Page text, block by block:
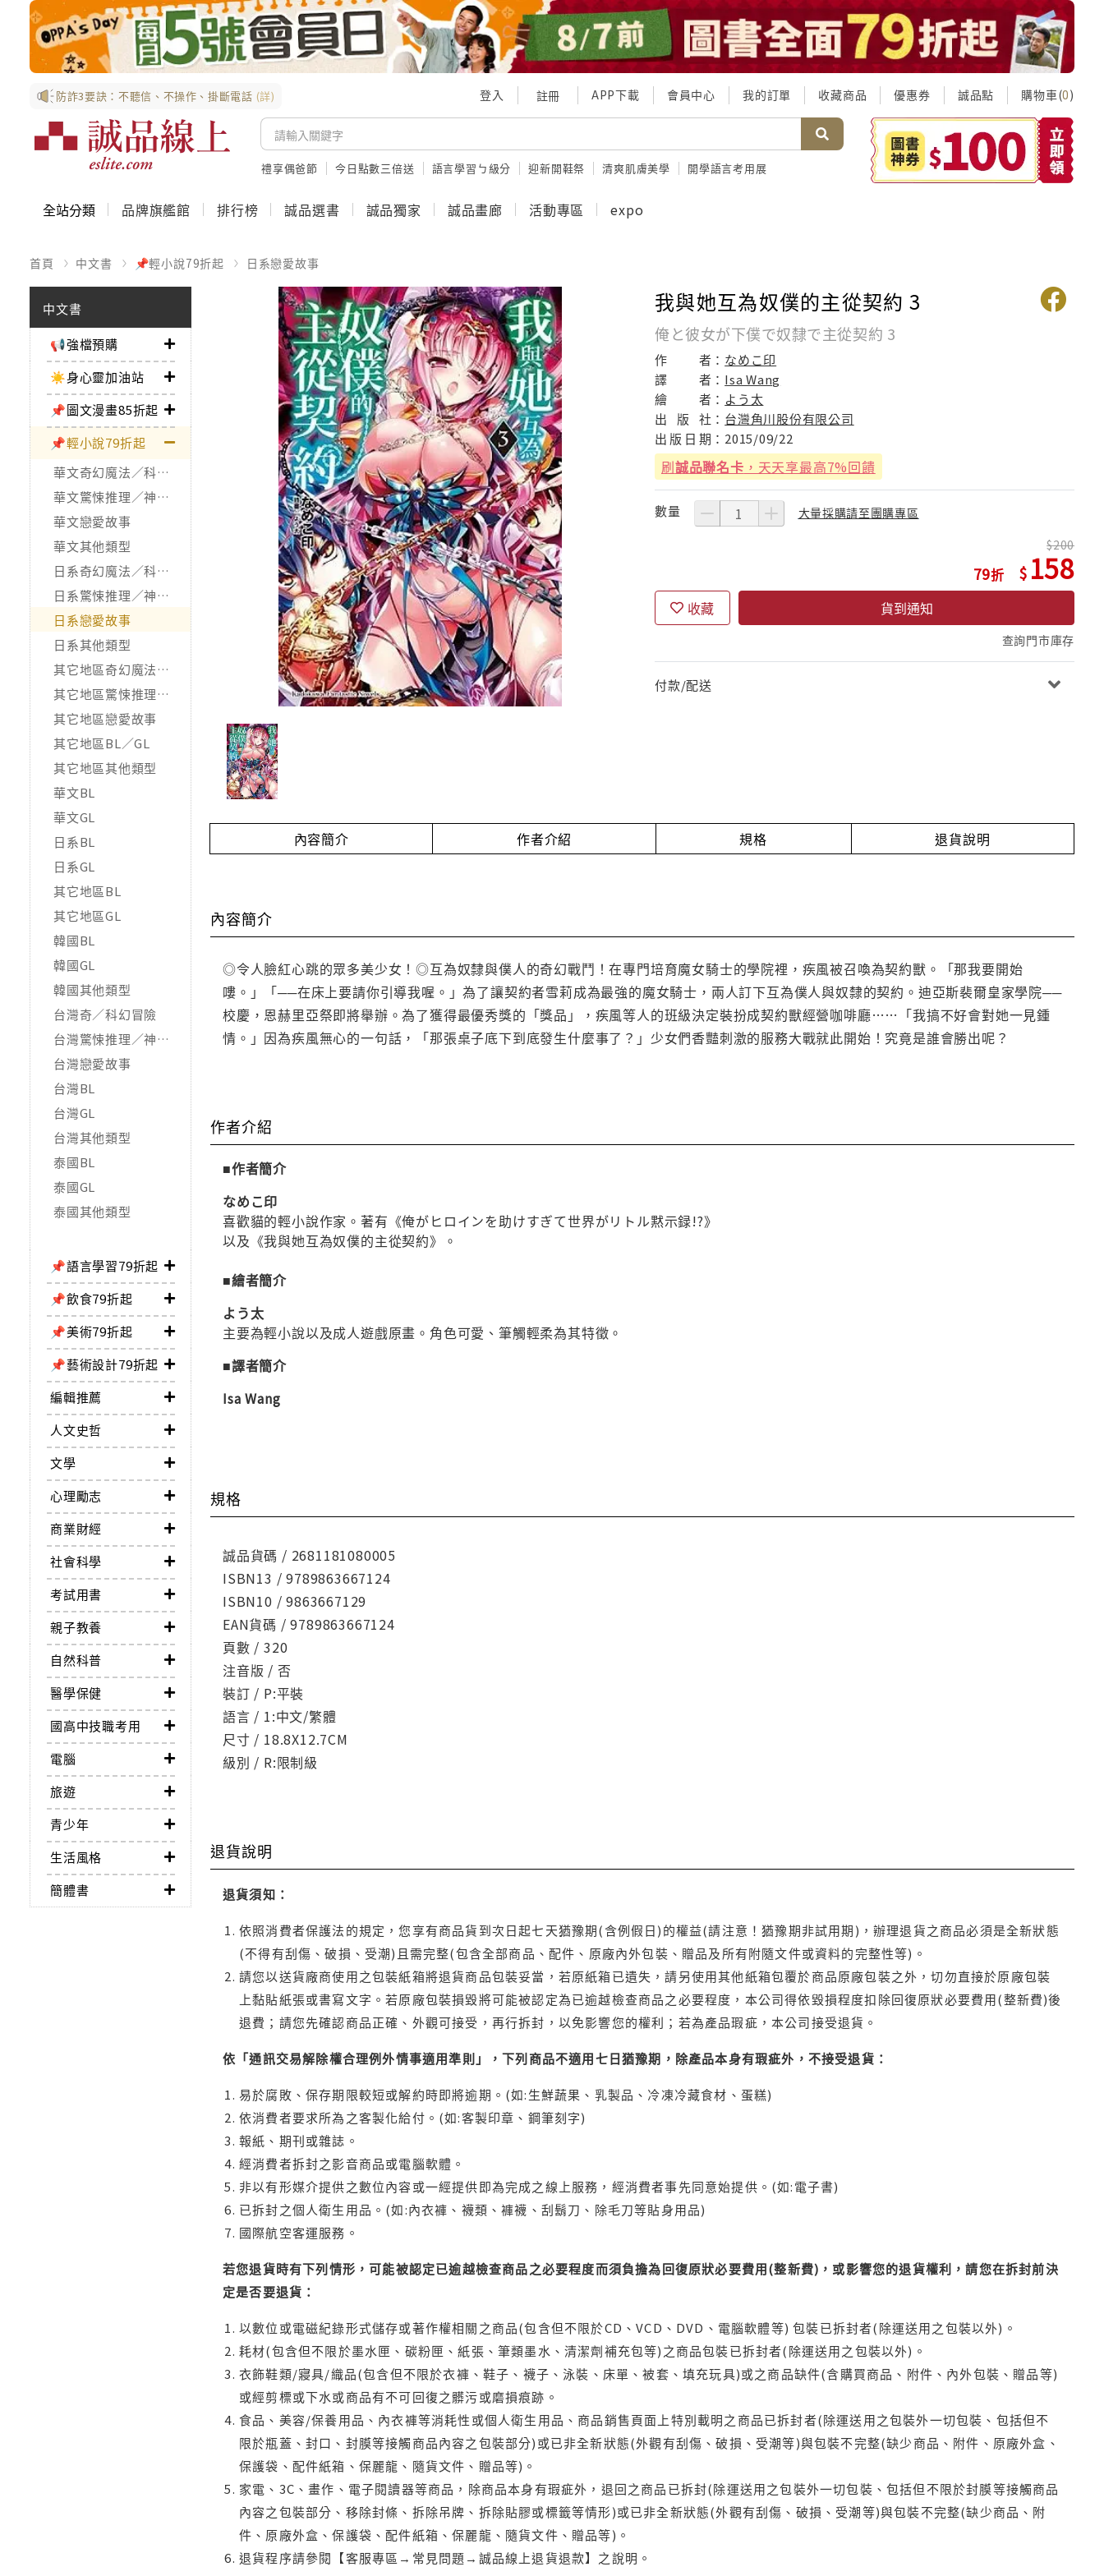
防詐3要訣：不聽信、不操作、掛斷電話 (詳) 登入 註冊 APP下載 會員中心 我的訂單 收藏商品 優惠券 誠品點 購物車(0)
禮享偶爸節 今日點數三倍送 語言學習ㄅ級分 迎新開鞋祭 清爽肌膚美學 開學語言考用展
全站分類 品牌旗艦館 排行榜 誠品選書 誠品獨家 誠品畫廊 活動專區 expo
首頁 中文書 📌輕小說79折起 日系戀愛故事
中文書
📢強檔預購
☀️身心靈加油站
📌圖文漫畫85折起
📌輕小說79折起
華文奇幻魔法／科幻冒險
華文驚悚推理／神怪靈異
華文戀愛故事
華文其他類型
日系奇幻魔法／科幻冒險
日系驚悚推理／神怪靈異
日系戀愛故事
日系其他類型
其它地區奇幻魔法／科幻冒險
其它地區驚悚推理／神怪靈異
其它地區戀愛故事
其它地區BL／GL
其它地區其他類型
華文BL
華文GL
日系BL
日系GL
其它地區BL
其它地區GL
韓國BL
韓國GL
韓國其他類型
台灣奇／科幻冒險
台灣驚悚推理／神怪靈異
台灣戀愛故事
台灣BL
台灣GL
台灣其他類型
泰國BL
泰國GL
泰國其他類型
📌語言學習79折起
📌飲食79折起
📌美術79折起
📌藝術設計79折起
編輯推薦
人文史哲
文學
心理勵志
商業財經
社會科學
考試用書
親子教養
自然科普
醫學保健
國高中技職考用
電腦
旅遊
青少年
生活風格
簡體書
我與她互為奴僕的主從契約 3
俺と彼女が下僕で奴隸で主從契約 3
作 者： なめこ印
譯
者： Isa Wang
繪
者： よう太
出
版 社： 台灣角川股份有限公司
出 版 日 期： 2015/09/22
刷誠品聯名卡 ，天天享最高7%回饋
數量 大量採購請至團購專區
79
200
158
收藏 貨到通知
查詢門市庫存
付款/配送
內容簡介 作者介紹 規格 退貨說明
內容簡介
◎令人臉紅心跳的眾多美少女！◎互為奴隸與僕人的奇幻戰鬥！在專門培育魔女騎士的學院裡，疾風被召喚為契約獸。「那我要開始
嘍。」「──在床上要請你引導我喔。」為了讓契約者雪莉成為最強的魔女騎士，兩人訂下互為僕人與奴隸的契約。迪亞斯裴爾皇家學院──
校慶，恩赫里亞祭即將舉辦。為了獲得最優秀獎的「獎品」，疾風等人的班級決定裝扮成契約獸經營咖啡廳……「我搞不好會對她一見鍾
情。」因為疾風無心的一句話，「那張桌子底下到底發生什麼事了？」少女們香豔刺激的服務大戰就此開始！究竟是誰會勝出呢？
作者介紹
■作者簡介
なめこ印
喜歡貓的輕小說作家。著有《俺がヒロインを助けすぎて世界がリトル黙示録!?》
以及《我與她互為奴僕的主從契約》。
■繪者簡介
よう太
主要為輕小說以及成人遊戲原畫。角色可愛、筆觸輕柔為其特徵。
■譯者簡介
Isa Wang
規格
誠品貨碼 / 2681181080005
ISBN13 / 9789863667124
ISBN10 / 9863667129
EAN貨碼 / 9789863667124
頁數 / 320
注音版 / 否
裝訂 / P:平裝
語言 / 1:中文/繁體
尺寸 / 18.8X12.7CM
級別 / R:限制級
退貨說明
退貨須知：
依照消費者保護法的規定，您享有商品貨到次日起七天猶豫期(含例假日)的權益(請注意！猶豫期非試用期)，辦理退貨之商品必須是全新狀態
(不得有刮傷、破損、受潮)且需完整(包含全部商品、配件、原廠內外包裝、贈品及所有附隨文件或資料的完整性等)。
請您以送貨廠商使用之包裝紙箱將退貨商品包裝妥當，若原紙箱已遺失，請另使用其他紙箱包覆於商品原廠包裝之外，切勿直接於原廠包裝
上黏貼紙張或書寫文字。若原廠包裝損毀將可能被認定為已逾越檢查商品之必要程度，本公司得依毀損程度扣除回復原狀必要費用(整新費)後
退費；請您先確認商品正確、外觀可接受，再行拆封，以免影響您的權利；若為產品瑕疵，本公司接受退貨。
依「通訊交易解除權合理例外情事適用準則」，下列商品不適用七日猶豫期，除產品本身有瑕疵外，不接受退貨：
易於腐敗、保存期限較短或解約時即將逾期。(如:生鮮蔬果、乳製品、冷凍冷藏食材、蛋糕)
依消費者要求所為之客製化給付。(如:客製印章、鋼筆刻字)
報紙、期刊或雜誌。
經消費者拆封之影音商品或電腦軟體。
非以有形媒介提供之數位內容或一經提供即為完成之線上服務，經消費者事先同意始提供。(如:電子書)
已拆封之個人衛生用品。(如:內衣褲、襪類、褲襪、刮鬍刀、除毛刀等貼身用品)
國際航空客運服務。
若您退貨時有下列情形，可能被認定已逾越檢查商品之必要程度而須負擔為回復原狀必要費用(整新費)，或影響您的退貨權利，請您在拆封前決
定是否要退貨：
以數位或電磁紀錄形式儲存或著作權相關之商品(包含但不限於CD、VCD、DVD、電腦軟體等) 包裝已拆封者(除運送用之包裝以外)。
耗材(包含但不限於墨水匣、碳粉匣、紙張、筆類墨水、清潔劑補充包等)之商品包裝已拆封者(除運送用之包裝以外)。
衣飾鞋類/寢具/織品(包含但不限於衣褲、鞋子、襪子、泳裝、床單、被套、填充玩具)或之商品缺件(含購買商品、附件、內外包裝、贈品等)
或經剪標或下水或商品有不可回復之髒污或磨損痕跡。
食品、美容/保養用品、內衣褲等消耗性或個人衛生用品、商品銷售頁面上特別載明之商品已拆封者(除運送用之包裝外一切包裝、包括但不
限於瓶蓋、封口、封膜等接觸商品內容之包裝部分)或已非全新狀態(外觀有刮傷、破損、受潮等)與包裝不完整(缺少商品、附件、原廠外盒、
保護袋、配件紙箱、保麗龍、隨貨文件、贈品等)。
家電、3C、畫作、電子閱讀器等商品，除商品本身有瑕疵外，退回之商品已拆封(除運送用之包裝外一切包裝、包括但不限於封膜等接觸商品
內容之包裝部分、移除封條、拆除吊牌、拆除貼膠或標籤等情形)或已非全新狀態(外觀有刮傷、破損、受潮等)與包裝不完整(缺少商品、附
件、原廠外盒、保護袋、配件紙箱、保麗龍、隨貨文件、贈品等)。
退貨程序請參閱【客服專區→常見問題→誠品線上退貨退款】之說明。